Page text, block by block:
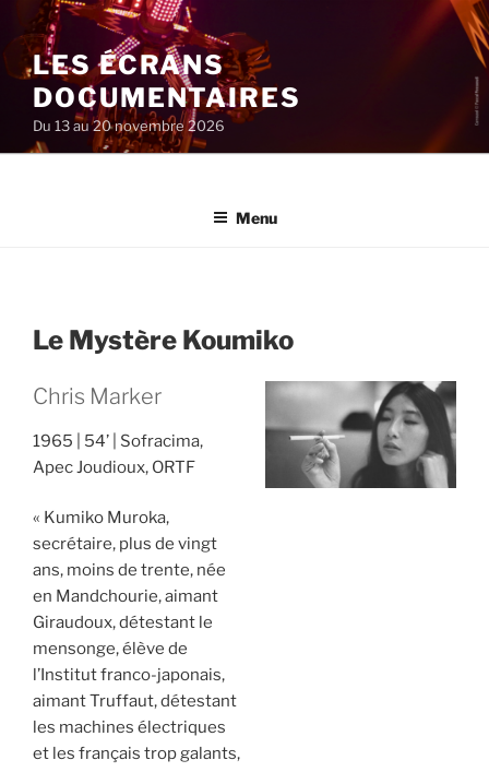
au
contenu
principal
LES ÉCRANS
DOCUMENTAIRES
Du 13 au 20 novembre 2026
Menu
Le Mystère Koumiko
Chris Marker
1965 54’
Sofracima,
Apec Joudioux, ORTF
« Kumiko Muroka,
secrétaire, plus de vingt
ans, moins de trente, née
en Mandchourie, aimant
Giraudoux, détestant le
mensonge, élève de
l’Institut franco-japonais,
aimant Truffaut, détestant
les machines électriques
et les français trop galants,